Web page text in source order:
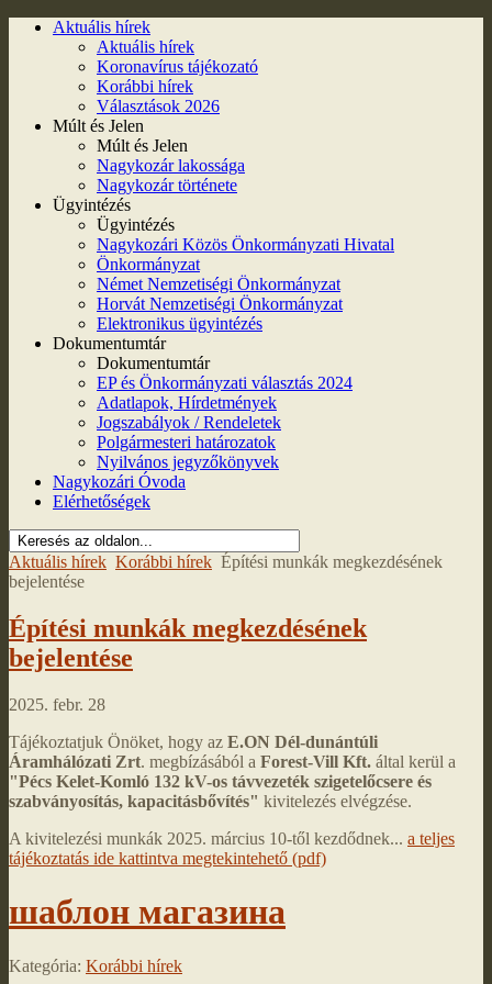
Aktuális hírek
Aktuális hírek
Koronavírus tájékozató
Korábbi hírek
Választások 2026
Múlt és Jelen
Múlt és Jelen
Nagykozár lakossága
Nagykozár története
Ügyintézés
Ügyintézés
Nagykozári Közös Önkormányzati Hivatal
Önkormányzat
Német Nemzetiségi Önkormányzat
Horvát Nemzetiségi Önkormányzat
Elektronikus ügyintézés
Dokumentumtár
Dokumentumtár
EP és Önkormányzati választás 2024
Adatlapok, Hírdetmények
Jogszabályok / Rendeletek
Polgármesteri határozatok
Nyilvános jegyzőkönyvek
Nagykozári Óvoda
Elérhetőségek
Aktuális hírek Korábbi hírek Építési munkák megkezdésének
bejelentése
Építési munkák megkezdésének
bejelentése
2025. febr. 28
Tájékoztatjuk Önöket, hogy az E.ON Dél-dunántúli
Áramhálózati Zrt. megbízásából a Forest-Vill Kft. által kerül a
"Pécs Kelet-Komló 132 kV-os távvezeték szigetelőcsere és
szabványosítás, kapacitásbővítés" kivitelezés elvégzése.
A kivitelezési munkák 2025. március 10-től kezdődnek... a teljes
tájékoztatás ide kattintva megtekintehető (pdf)
шаблон магазина
Kategória: Korábbi hírek